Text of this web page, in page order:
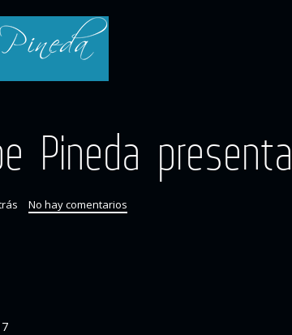
Pineda
No hay comentarios